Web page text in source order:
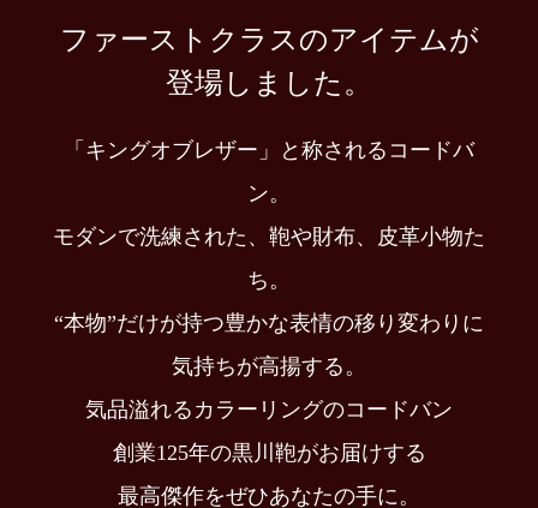
ファーストクラスのアイテムが
登場しました。
「キングオブレザー」と称されるコードバ
ン。
モダンで洗練された、鞄や財布、皮革小物た
ち。
“本物”だけが持つ豊かな表情の移り変わりに
気持ちが高揚する。
気品溢れるカラーリングのコードバン
創業125年の黒川鞄がお届けする
最高傑作をぜひあなたの手に。